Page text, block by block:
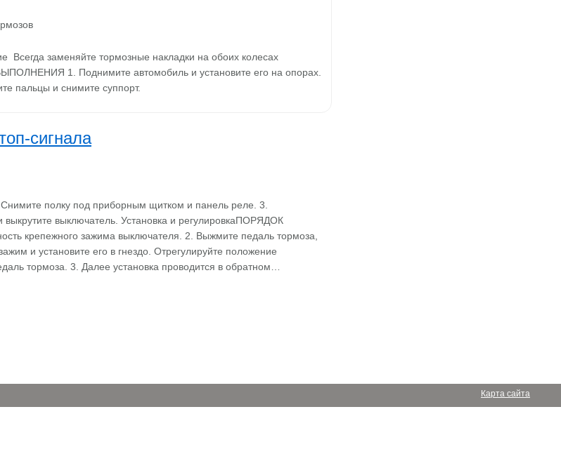
заменяйте тормозные накладки на обоих колесах
1. Поднимите автомобиль и установите его на опорах.
пальцы и снимите суппорт.
сигнала
полку под приборным щитком и панель реле. 3.
выключатель. Установка и регулировкаПОРЯДОК
крепежного зажима выключателя. 2. Выжмите педаль тормоза,
и установите его в гнездо. Отрегулируйте положение
тормоза. 3. Далее установка проводится в обратном…
Карта сайта